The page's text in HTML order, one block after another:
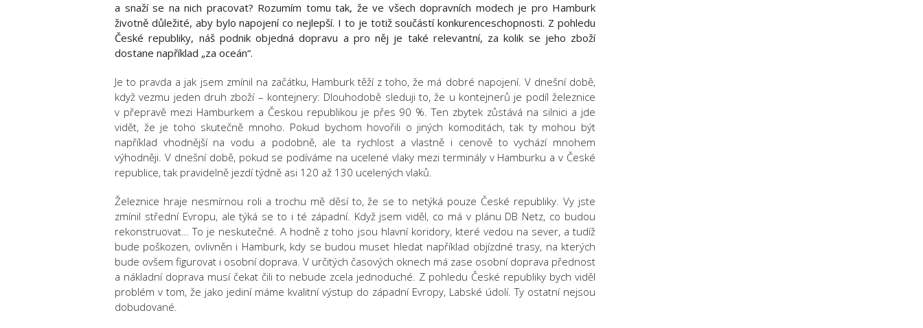
a snaží se na nich pracovat? Rozumím tomu tak, že ve všech dopravních modech je pro Hamburk
životně důležité, aby bylo napojení co nejlepší. I to je totiž součástí konkurenceschopnosti. Z pohledu
České republiky, náš podnik objedná dopravu a pro něj je také relevantní, za kolik se jeho zboží
dostane například „za oceán“.
Je to pravda a jak jsem zmínil na začátku, Hamburk těží z toho, že má dobré napojení. V dnešní době,
když vezmu jeden druh zboží – kontejnery: Dlouhodobě sleduji to, že u kontejnerů je podíl železnice
v přepravě mezi Hamburkem a Českou republikou je přes 90 %. Ten zbytek zůstává na silnici a jde
vidět, že je toho skutečně mnoho. Pokud bychom hovořili o jiných komoditách, tak ty mohou být
například vhodnější na vodu a podobně, ale ta rychlost a vlastně i cenově to vychází mnohem
výhodněji. V dnešní době, pokud se podíváme na ucelené vlaky mezi terminály v Hamburku a v České
republice, tak pravidelně jezdí týdně asi 120 až 130 ucelených vlaků.
Železnice hraje nesmírnou roli a trochu mě děsí to, že se to netýká pouze České republiky. Vy jste
zmínil střední Evropu, ale týká se to i té západní. Když jsem viděl, co má v plánu DB Netz, co budou
rekonstruovat… To je neskutečné. A hodně z toho jsou hlavní koridory, které vedou na sever, a tudíž
bude poškozen, ovlivněn i Hamburk, kdy se budou muset hledat například objízdné trasy, na kterých
bude ovšem figurovat i osobní doprava. V určitých časových oknech má zase osobní doprava přednost
a nákladní doprava musí čekat čili to nebude zcela jednoduché. Z pohledu České republiky bych viděl
problém v tom, že jako jediní máme kvalitní výstup do západní Evropy, Labské údolí. Ty ostatní nejsou
dobudované.